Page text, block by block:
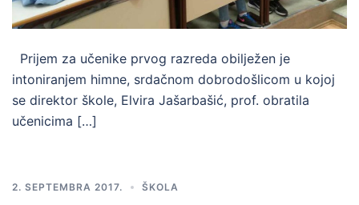
Prijem za učenike prvog razreda obilježen je
intoniranjem himne, srdačnom dobrodošlicom u kojoj
se direktor škole, Elvira Jašarbašić, prof. obratila
učenicima […]
2. SEPTEMBRA 2017. ŠKOLA